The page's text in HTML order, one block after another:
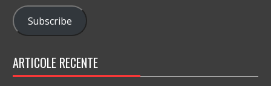
Subscribe
ARTICOLE RECENTE